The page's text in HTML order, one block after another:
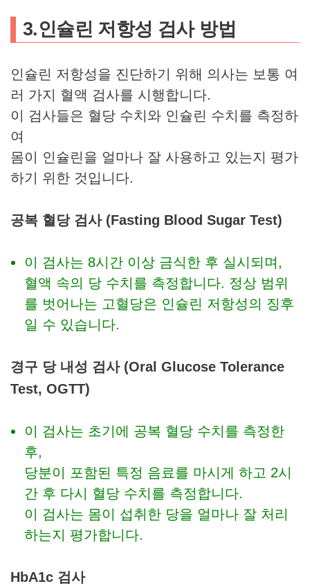
3.인슐린 저항성 검사 방법
인슐린 저항성을 진단하기 위해 의사는 보통 여
러 가지 혈액 검사를 시행합니다.
이 검사들은 혈당 수치와 인슐린 수치를 측정하
여
몸이 인슐린을 얼마나 잘 사용하고 있는지 평가
하기 위한 것입니다.
공복 혈당 검사 (Fasting Blood Sugar Test)
이 검사는 8시간 이상 금식한 후 실시되며,
혈액 속의 당 수치를 측정합니다. 정상 범위
를 벗어나는 고혈당은 인슐린 저항성의 징후
일 수 있습니다.
경구 당 내성 검사 (Oral Glucose Tolerance
Test, OGTT)
이 검사는 초기에 공복 혈당 수치를 측정한
후,
당분이 포함된 특정 음료를 마시게 하고 2시
간 후 다시 혈당 수치를 측정합니다.
이 검사는 몸이 섭취한 당을 얼마나 잘 처리
하는지 평가합니다.
HbA1c 검사